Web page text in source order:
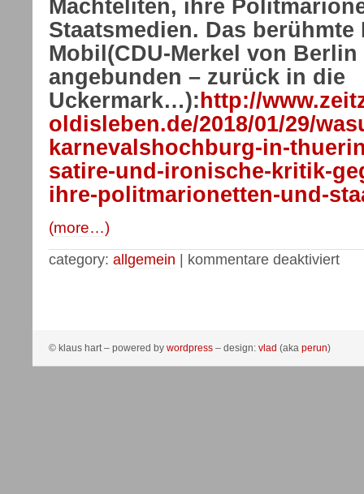
Machteliten, ihre
Staatsmedien. Das
Mobil(CDU-Merkel von
angebunden – zurück in die
Uckermark…): http://
oldisleben.de/2018/01/29/
karnevalshochburg-in-
satire-und-ironische-kritik-
ihre-politmarionetten-und-
(more…)
category: allgemein kommentare deaktiviert
© klaus hart – powered by wordpress – design: vlad (aka perun)